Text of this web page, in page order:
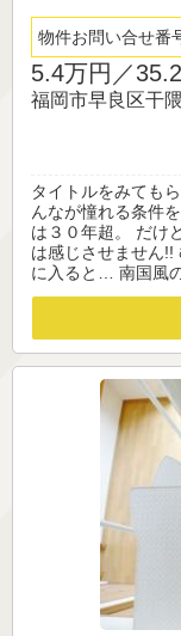
物件お問い合せ番
5.4万円／
福岡市早良区干
タイトルをみても
んなが憧れる条件
は３０年超。 だけ
は感じさせません!!
に入ると… 南国風